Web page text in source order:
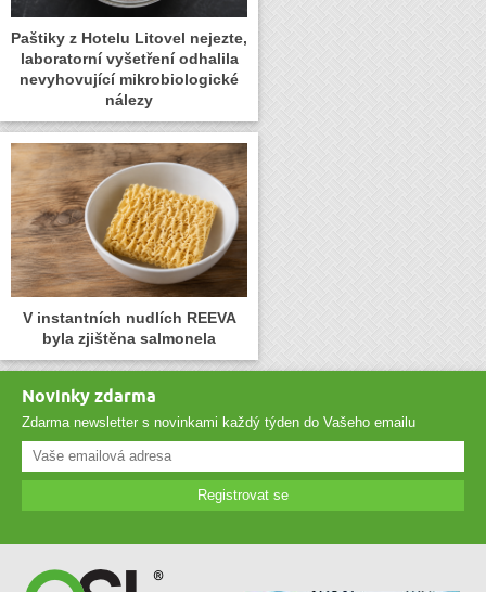
Paštiky z Hotelu Litovel nejezte,
laboratorní vyšetření odhalila
nevyhovující mikrobiologické
nálezy
V instantních nudlích REEVA
byla zjištěna salmonela
Novinky zdarma
Zdarma newsletter s novinkami každý týden do Vašeho emailu
Registrovat se